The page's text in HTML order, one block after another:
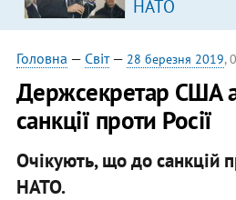
НАТО
Головна — Світ— 28 березня 2019,
Держсекретар США
санкції проти Росії
Очікують, що до санкцій
НАТО.